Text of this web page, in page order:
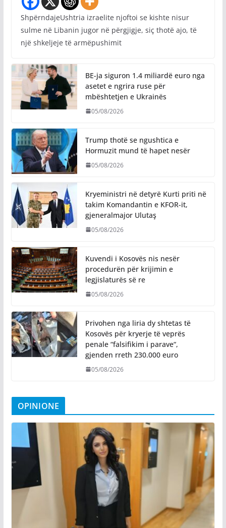
ShpërndajeUshtria izraelite njoftoi se kishte nisur
sulme në Libanin jugor në përgjigje, siç thotë ajo, të
një shkeljeje të armëpushimit
BE-ja siguron 1.4 miliardë euro nga
asetet e ngrira ruse për
mbështetjen e Ukrainës
05/08/2026
Trump thotë se ngushtica e
Hormuzit mund të hapet nesër
05/08/2026
Kryeministri në detyrë Kurti priti në
takim Komandantin e KFOR-it,
gjeneralmajor Ulutaş
05/08/2026
Kuvendi i Kosovës nis nesër
procedurën për krijimin e
legjislaturës së re
05/08/2026
Privohen nga liria dy shtetas të
Kosovës për kryerje të veprës
penale “falsifikim i parave“,
gjenden rreth 230.000 euro
05/08/2026
OPINIONE